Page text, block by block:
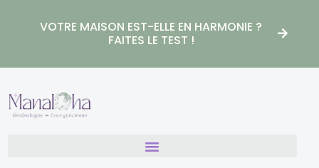
VOTRE MAISON EST-ELLE EN HARMONIE ?
FAITES LE TEST !